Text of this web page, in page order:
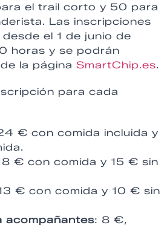
el trail corto y 50 para
Las inscripciones
el 1 de junio de
horas y se podrán
la página SmartChip.es.
para cada
€ con comida incluida y
€ con comida y 15 € sin
€ con comida y 10 € sin
acompañantes: 8 €,